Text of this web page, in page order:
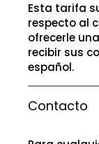
Esta tarifa
respecto al
ofrecerle
recibir sus
español.
Contacto